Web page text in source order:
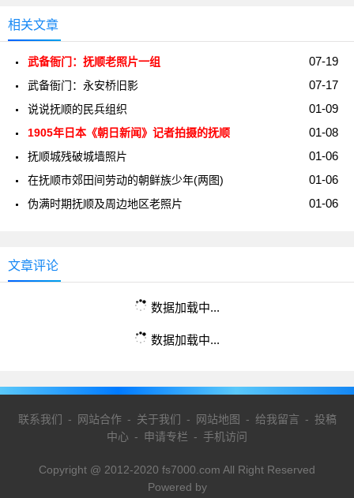
相关文章
07-19
武备衙门：抚顺老照片一组
07-17
武备衙门：永安桥旧影
01-09
说说抚顺的民兵组织
01-08
1905年日本《朝日新闻》记者拍摄的抚顺
01-06
抚顺城残破城墙照片
01-06
在抚顺市郊田间劳动的朝鲜族少年(两图)
01-06
伪满时期抚顺及周边地区老照片
文章评论
数据加载中...
数据加载中...
联系我们 - 网站合作- 关于我们 - 网站地图 - 给我留言 - 投稿
中心 - 申请专栏 - 手机访问
Copyright @ 2012-2020 fs7000.com All Right Reserved
Powered by